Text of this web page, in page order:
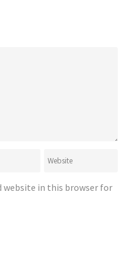
website in this browser for